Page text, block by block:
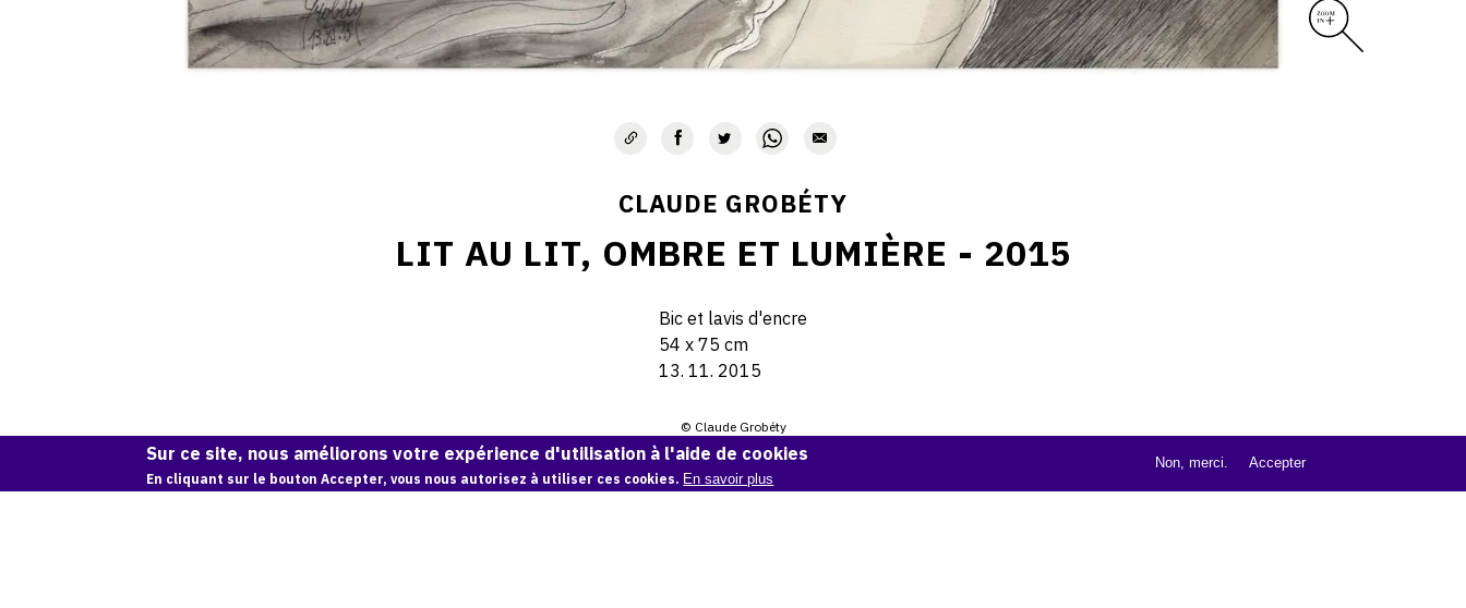
CLAUDE GROBÉTY
LIT AU LIT, OMBRE ET LUMIÈRE - 2015
Bic et lavis d'encre
54 x 75 cm
13. 11. 2015
© Claude Grobéty
Demande d'information
Sur ce site, nous améliorons votre expérience d'utilisation à l'aide de cookies
En cliquant sur le bouton Accepter, vous nous autorisez à utiliser ces cookies. En savoir plus
Non, merci. Accepter